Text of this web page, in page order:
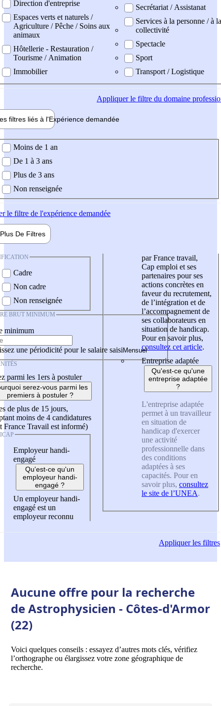
Direction d'entreprise
Espaces verts et naturels /
Agriculture / Pêche / Soins aux
animaux
Hôtellerie - Restauration /
Tourisme / Animation
Immobilier
Secrétariat / Assistanat
Services à la personne / à la
collectivité
Spectacle
Sport
Transport / Logistique
Appliquerle filtre du domaine
filtres liés à l'Expérience demandée
demandée
Moins de 1 an
De 1 à 3 ans
Plus de 3 ans
Non renseignée
le filtre de l'expérience demandée
Plus De Filtres
Cadre
Non cadre
Non renseignée
BRUT MINIMUM
minimum
une périodicité pour le salaire saisi
parmi les 1ers à postuler
serez-vous parmi les
premiers à postuler ?
de plus de 15 jours,
moins de 4 candidatures
France Travail est informé)
Employeur handi-
engagé
Qu'est-ce qu'un
employeur handi-
engagé ?
Un employeur handi-
engagé est un
employeur reconnu
par France travail,
Cap emploi et ses
partenaires pour ses
actions concrètes en
faveur du recrutement,
de l’intégration et de
l’accompagnement de
ses collaborateurs en
situation de handicap.
Pour en savoir plus,
consultez cet article.
Entreprise adaptée
Qu'est-ce qu'une
entreprise adaptée
?
L'entreprise adaptée
permet à un travailleur
en situation de
handicap d'exercer
une activité
professionnelle dans
des conditions
adaptées à ses
capacités. Pour en
savoir plus, consultez
le site de l’UNEA.
Appliquerles filtres
Aucune offre pour la recherche
de Astrophysicien - Côtes-d'Armor
(22)
Voici quelques conseils : essayez d’autres mots clés, vérifiez
l’orthographe ou élargissez votre zone géographique de
recherche.